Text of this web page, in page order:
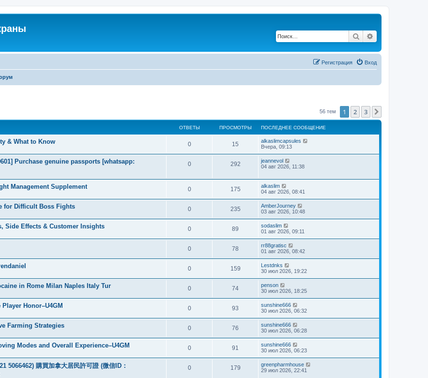
Поиск
Вход
Регистрация
56 тем 1 2 3
ОТВЕТЫ ПРОСМОТРЫ ПОСЛЕДНЕЕ СООБЩЕНИЕ
& What to Know 0 15
alkaslimcapsules
Вчера, 09:13
Purchase genuine passports [whatsapp:
0 292
jeannevol
04 авг 2026, 11:38
Management Supplement 0 175
alkaslim
04 авг 2026, 08:41
for Difficult Boss Fights 0 235
AmberJourney
03 авг 2026, 10:48
Side Effects & Customer Insights 0 89
sodaslim
01 авг 2026, 09:11
0 78
rr88gratisc
01 авг 2026, 08:42
0 159
Lestdnks
30 июл 2026, 19:22
in Rome Milan Naples Italy Tur 0 74
penson
30 июл 2026, 18:25
Honor–U4GM 0 93
sunshine666
30 июл 2026, 06:32
Farming Strategies 0 76
sunshine666
30 июл 2026, 06:28
Modes and Overall Experience–U4GM 0 91
sunshine666
30 июл 2026, 06:23
購買加拿大居民許可證 (微信ID：
0 179
greenpharmhouse
29 июл 2026, 22:41